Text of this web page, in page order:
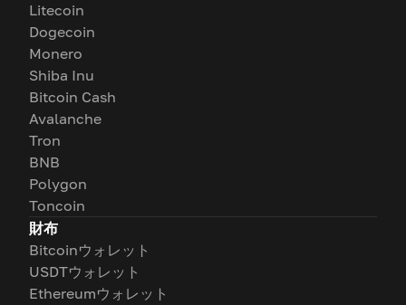
Litecoin
Dogecoin
Monero
Shiba Inu
Bitcoin Cash
Avalanche
Tron
BNB
Polygon
Toncoin
財布
Bitcoinウォレット
USDTウォレット
Ethereumウォレット